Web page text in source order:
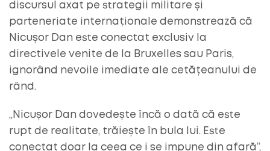
discursul axat pe strategii militare și
parteneriate internaționale demonstrează că
Nicușor Dan este conectat exclusiv la
directivele venite de la Bruxelles sau Paris,
ignorând nevoile imediate ale cetățeanului de
rând.
„Nicușor Dan dovedește încă o dată că este
rupt de realitate, trăiește în bula lui. Este
conectat doar la ceea ce i se impune din afară”,